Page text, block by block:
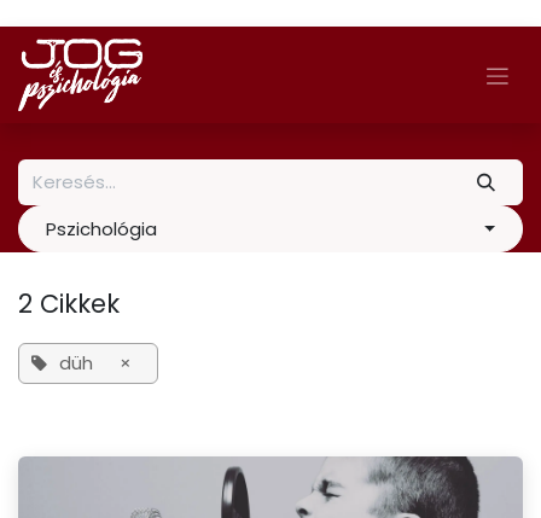
Skip to Content
Pszichológia
2 Cikkek
düh ×